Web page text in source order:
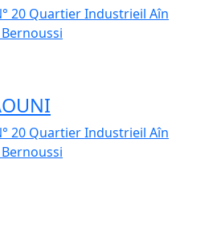
20 Quartier Industrieil Aîn
20 Quartier Industrieil Aîn